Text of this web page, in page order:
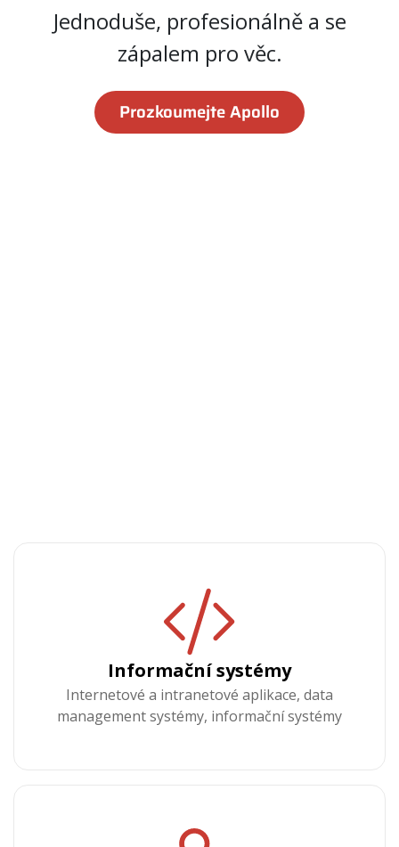
Jednoduše, profesionálně a se
zápalem pro věc.
Prozkoumejte Apollo
Informační systémy
Internetové a intranetové aplikace, data
management systémy, informační systémy